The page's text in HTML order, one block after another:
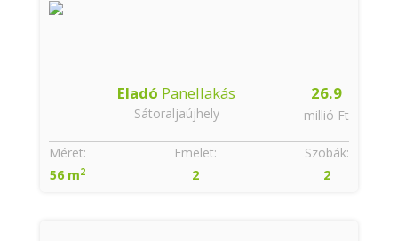
26.9
millió Ft
Eladó Panellakás
Sátoraljaújhely
Szobák:
2
Méret:
56 m2
Emelet:
2